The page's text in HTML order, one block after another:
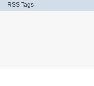
RSS Tags